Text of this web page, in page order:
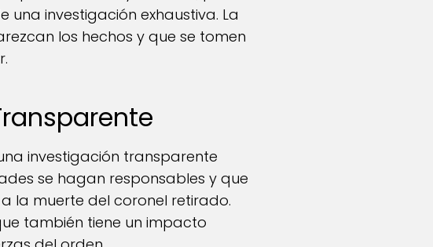
investigación exhaustiva. La
los hechos y que se tomen
investigación transparente
se hagan responsables y que
la muerte del coronel retirado.
también tiene un impacto